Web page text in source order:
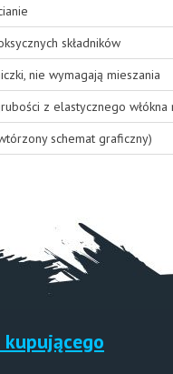
składników
nie wymagają mieszania
z elastycznego
schemat graficzny)
kupującego